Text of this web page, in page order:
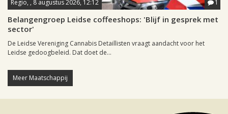
Regio, , 8 augustus 2026, 12:12 1
Belangengroep Leidse coffeeshops: 'Blijf in gesprek met
sector'
De Leidse Vereniging Cannabis Detaillisten vraagt aandacht voor het
Leidse gedoogbeleid. Dat doet de...
Meer Maatschappij